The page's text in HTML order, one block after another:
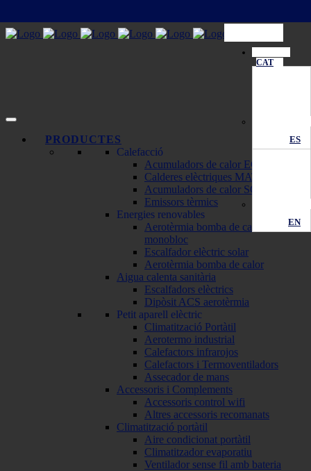
CAT
ES
EN
PRODUCTES
Calefacció
Acumuladors de calor ECOMBI
Calderes elèctriques MATTIRA
Acumuladors de calor SOLAR
Emissors tèrmics
Energies renovables
Aerotèrmia bomba de calor
monobloc
Escalfador elèctric solar
Aerotèrmia bomba de calor
Aigua calenta sanitària
Escalfadors elèctrics
Dipòsit ACS aerotèrmia
Petit aparell elèctric
Climatització Portàtil
Aerotermo industrial
Calefactors infrarojos
Calefactors i Termoventiladors
Assecador de mans
Accessoris i Complements
Accessoris control wifi
Altres accessoris recomanats
Climatització portàtil
Aire condicionat portàtil
Climatitzador evaporatiu
Ventilador sense fil amb bateria